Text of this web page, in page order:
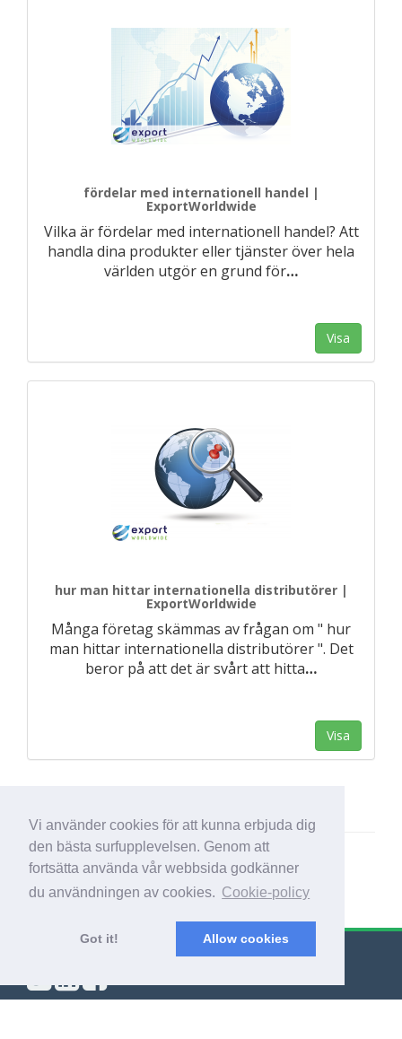
Vi använder cookies för att kunna erbjuda dig
den bästa surfupplevelsen. Genom att
fortsätta använda vår webbsida godkänner
du användningen av cookies. Cookie-policy
Got it! Allow cookies
fördelar med internationell handel |
ExportWorldwide
Vilka är fördelar med internationell handel? Att
handla dina produkter eller tjänster över hela
världen utgör en grund för…
Visa
hur man hittar internationella distributörer |
ExportWorldwide
Många företag skämmas av frågan om " hur
man hittar internationella distributörer ". Det
beror på att det är svårt att hitta…
Visa
© Export Worldwide 2026